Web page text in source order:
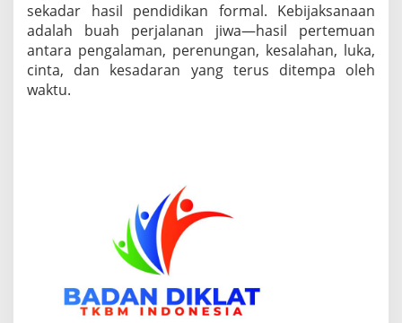
sekadar hasil pendidikan formal. Kebijaksanaan
adalah buah perjalanan jiwa—hasil pertemuan
antara pengalaman, perenungan, kesalahan, luka,
cinta, dan kesadaran yang terus ditempa oleh
waktu.